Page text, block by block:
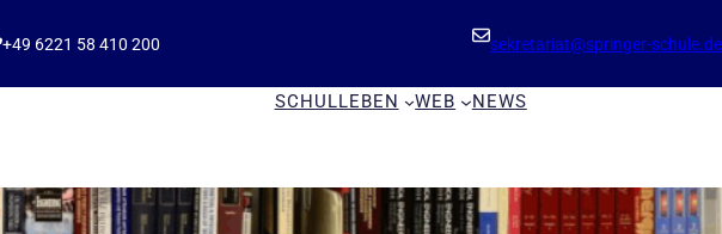
+49 6221 58 410 200 sekretariat@springer-schule.de
SCHULLEBEN WEB NEWS